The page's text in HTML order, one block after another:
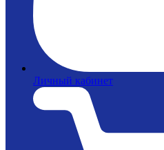
Личный кабинет